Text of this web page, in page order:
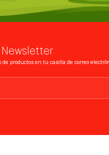
productos en tu casilla de correo